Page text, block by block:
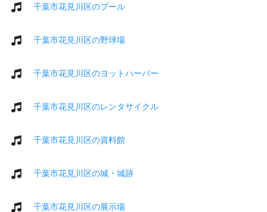
千葉市花見川区のプール
千葉市花見川区の野球場
千葉市花見川区のヨットハーバー
千葉市花見川区のレンタサイクル
千葉市花見川区の資料館
千葉市花見川区の城・城跡
千葉市花見川区の展示場